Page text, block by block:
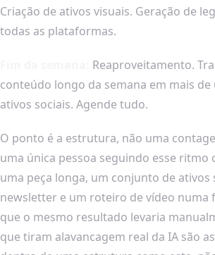
Criação de ativos visuais. Geração de
todas as plataformas.
Reaproveitamento.
conteúdo longo da semana em mais de
ativos sociais. Agende tudo.
O ponto é a estrutura, não uma
uma única pessoa seguindo esse ritmo
uma peça longa, um conjunto de ativos
newsletter e um roteiro de vídeo numa
que o mesmo resultado levaria
que tiram alavancagem real da IA são